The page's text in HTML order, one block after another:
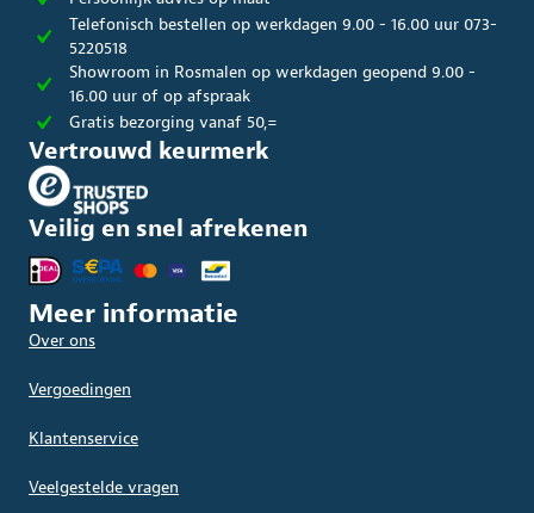
Telefonisch bestellen op werkdagen 9.00 - 16.00 uur 073-
5220518
Showroom in Rosmalen op werkdagen geopend 9.00 -
16.00 uur of op afspraak
Gratis bezorging vanaf 50,=
Vertrouwd keurmerk
Veilig en snel afrekenen
Meer informatie
Over ons
Vergoedingen
Klantenservice
Veelgestelde vragen